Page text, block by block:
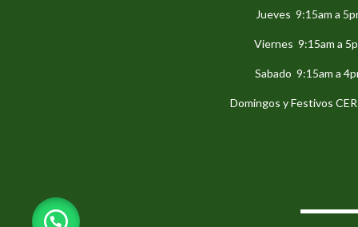
Jueves 9:15am a
Viernes 9:15am a
Sabado 9:15am a
Domingos y Festivos